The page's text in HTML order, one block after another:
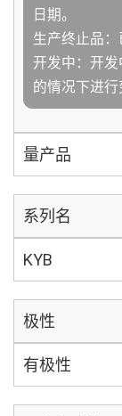
日期。
生产终止品：
开发中：开
的情况下进行
量产品
系列名
KYB
极性
有极性